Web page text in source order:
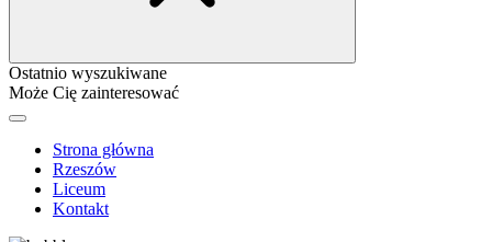
Ostatnio wyszukiwane
Może Cię zainteresować
Strona główna
Rzeszów
Liceum
Kontakt